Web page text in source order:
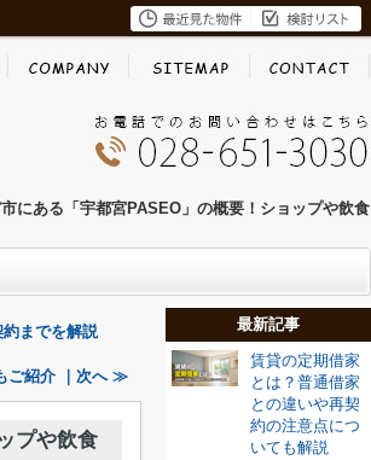
にある「宇都宮PASEO」の概要！ショップや飲食
までを解説
ご紹介 ｜次へ ≫
プや飲食
最新記事
賃貸の定期借家
とは？普通借家
との違いや再契
約の注意点につ
いても解説